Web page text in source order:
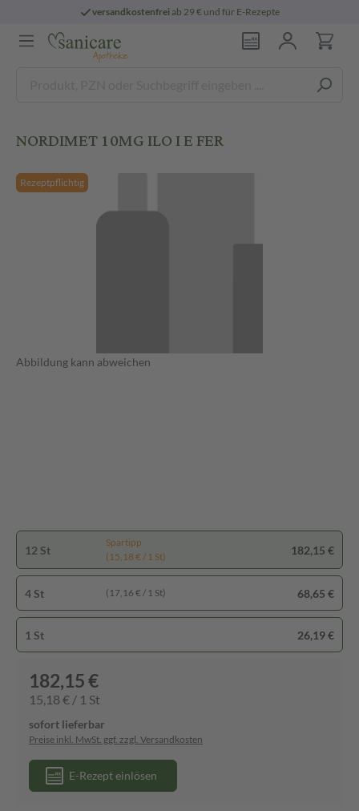
versandkostenfreiab 29 € und für E-Rezepte
NORDIMET 10MG ILO I E FER
Rezeptpflichtig
Abbildung kann abweichen
12 St
Spartipp
(15,18 € / 1 St)
182,15 €
4 St (17,16 € / 1 St) 68,65 €
1 St 26,19 €
182,15 €
15,18 € / 1 St
sofort lieferbar
Preise inkl. MwSt. ggf. zzgl. Versandkosten
E-Rezept einlösen